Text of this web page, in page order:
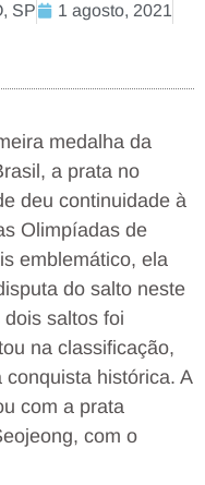
SP
1 agosto, 2021
medalha da
a prata no
deu continuidade à
Olimpíadas de
emblemático, ela
do salto neste
saltos foi
na classificação,
histórica. A
com a prata
com o